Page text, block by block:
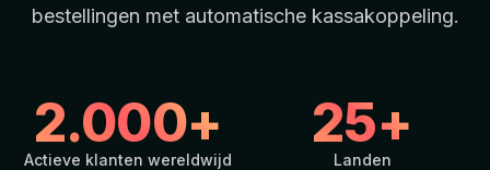
bestellingen met automatische kassakoppeling.
2.000+
Actieve klanten wereldwijd
25+
Landen